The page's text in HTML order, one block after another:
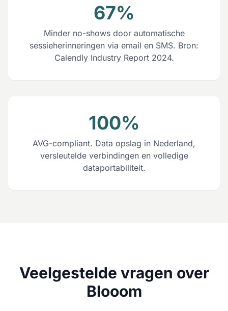
67%
Minder no-shows door automatische
sessieherinneringen via email en SMS. Bron:
Calendly Industry Report 2024.
100%
AVG-compliant. Data opslag in Nederland,
versleutelde verbindingen en volledige
dataportabiliteit.
Veelgestelde vragen over
Blooom